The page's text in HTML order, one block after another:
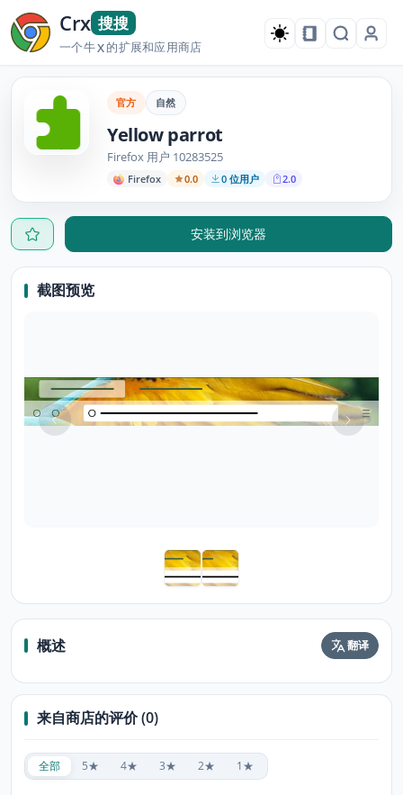
Crx 搜搜
一个牛X的扩展和应用商店
官方 自然
Yellow parrot
Firefox 用户 10283525
Firefox 0.0 0 位用户 2.0
安装到浏览器
截图预览
概述 翻译
来自商店的评价 (0)
全部 5★ 4★ 3★ 2★ 1★